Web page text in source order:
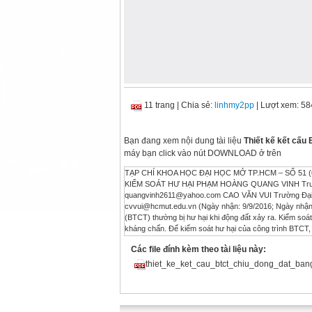
11 trang Chia sẻ: linhmy2pp | Lượt xem:
Bạn đang xem nội dung tài liệu Thiết kế kết cấu
máy bạn click vào nút DOWNLOAD ở trên
TẠP CHÍ KHOA HỌC ĐẠI HỌC MỞ TP.HCM – SỐ
KIỂM SOÁT HƯ HẠI PHẠM HOÀNG QUANG VINH
quangvinh2611@yahoo.com CAO VĂN VUI Trường
cvvui@hcmut.edu.vn (Ngày nhận: 9/9/2016; Ngày nhận lại: 04/11/16; Ngày duyệt đăng: 14/11/2016) TÓM TẮT Kết cấu bê tông cốt thép (BTCT) thường bị hư hại khi động đất xảy ra. Kiểm soát hư hại trong thiết kế công trình chịu động đất là một cách tiếp cận mới trong thiết kế kháng chấn. Để kiểm soát hư hại của công trình BTCT, chỉ số hư hại (damage index) có giá trị từ 0 (không hư) đến 1 (sập) được sử dụng cho việc định lượng mức độ hư hại của loại kết cấu này. Trong bài báo này, sơ đồ thiết kế kết cấu BTCT bằng phương pháp kiểm soát hư hại thông qua chỉ số hư hại được kiến nghị và một ví dụ được trình bày. Kết quả cho thấy tính ưu việt của phương pháp thiết kế vì mức độ hư hại được kiểm soát bằng chính chỉ số hư hại và sự phân bố hư hại trong kết cấu. Tuy nhiên, vẫn còn một số vấn đề mà tác giả còn phải nghiên cứu và hoàn thiện. Từ khóa: Kiểm soát hư hại; động đất; khung BTCT; chỉ số phá hoại. Seismic design of reinforced concrete structures with damage control ABSTRACT Reinforced concrete (RC) structures often suffer damage when subjected to earthquakes. Seismic design RC structures with damage control can be an appropriate method. To control the damage of structures, the damage index, which varies from 0 (no damage) to 1 (collapse), is used to quantify the damage levels. In this paper, a procedure of the seismic design of RC structures with damage control is proposed and a case study is presented. This design method shows its advantages as the damage of structures is controlled by the damage index and the distribution of damage in structures. However, further study is needed to improve the method. Keywords: Damage control; Earthquake; RC frame; Damage index. 1. Giới thiệu Khi động đất xảy ra, công trình thường chịu những mức độ hư hại khác nhau. Trong thiết kế công trình chịu động đất, mức độ hư hại này được khống chế bằng một số tiêu chí khác nhau. Các tiêu chuẩn hiện hành như UBC (1997), IBC (2003), Eurocode 8 (2004) sử dụng tiêu chí độ lệch tầng (story drift) để đánh giá mức độ hư hỏng là chưa đầy đủ (Nguyễn Hồng Hà, Nguyễn Hồng Hải, Vũ Xuân Thương, 2013). Mặt khác, dùng phương pháp phân tích đàn hồi đi đôi với việc sử dụng một hệ số giảm (hệ số R trong UBC, IBC; hệ số ứng xử q trong Eurocode 8) áp dụng cho toàn hệ kết cấu tổng thể là khó có thể phản ánh một cách đáng tin cậy ứng xử của công trình trong giai đoạn đàn dẻo, đặc biệt là đối với hệ kết cấu gồm nhiều dạng (khung lẫn vách) hoặc sử dụng vật liệu khác nhau (bê tông lẫn thép) (Nguyễn Hồng Hà, Nguyễn Hồng Hải, Vũ Xuân Thương, 2013). Hơn nữa, bên cạnh việc đưa ra các hạn chế như chiều cao hay tính đều đặn, các tiêu chuẩn nói trên không có điều khoản thích hợp cho nhiều dạng kết cấu (ví dụ kết cấu có tầng cứng) hoặc áp dụng các giải pháp kỹ thuật tiên tiến. Do đó, việc áp dụng các tiêu chuẩn hiện
Các file đính kèm theo tài liệu này: